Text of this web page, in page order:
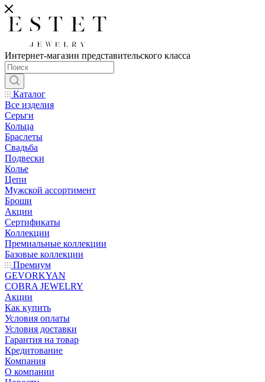
Интернет-магазин представительского класса
Каталог
Все изделия
Серьги
Кольца
Браслеты
Свадьба
Подвески
Колье
Цепи
Мужской ассортимент
Броши
Акции
Сертификаты
Коллекции
Премиальные коллекции
Базовые коллекции
Премиум
GEVORKYAN
COBRA JEWELRY
Акции
Как купить
Условия оплаты
Условия доставки
Гарантия на товар
Кредитование
Компания
О компании